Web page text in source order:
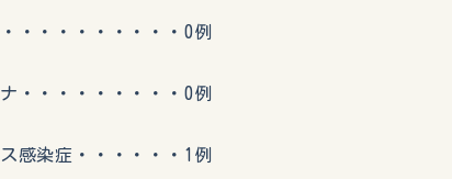
・・・・・・・・・0例
・・・・・・・・・0例
感染症・・・・・・1例